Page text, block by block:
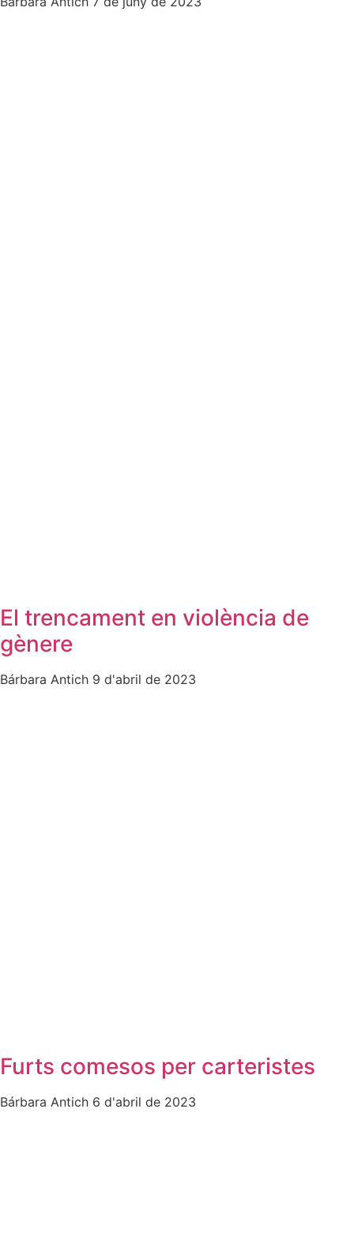
El trencament en violència de
gènere
Bárbara Antich 9 d'abril de 2023
Furts comesos per carteristes
Bárbara Antich 6 d'abril de 2023